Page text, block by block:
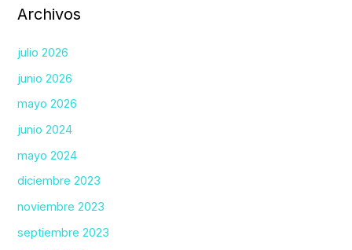
Archivos
julio 2026
junio 2026
mayo 2026
junio 2024
mayo 2024
diciembre 2023
noviembre 2023
septiembre 2023